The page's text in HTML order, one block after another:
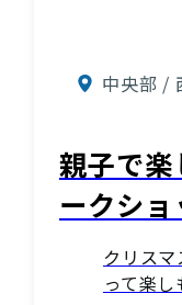
中央部 /
親子で
ークシ
クリス
って楽し